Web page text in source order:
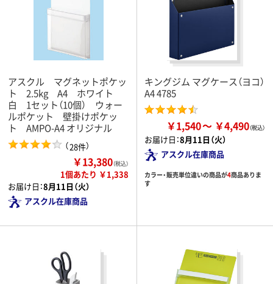
アスクル マグネットポケッ
ト 2.5kg A4 ホワイト
白 1セット（10個） ウォー
ルポケット 壁掛けポケッ
ト AMPO-A4 オリジナル
（28件）
￥13,380（税込）
1個あたり ￥1,338
お届け日：8月11日（火）
アスクル在庫商品
キングジム マグケース（ヨコ）
A4 4785
￥1,540 ￥4,490
お届け日：8月11日（火）
アスクル在庫商品
カラー・販売単位違いの商品が4商品ありま
す